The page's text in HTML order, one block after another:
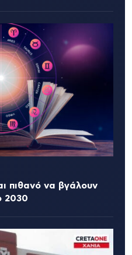
πιθανό να βγάλουν
2030